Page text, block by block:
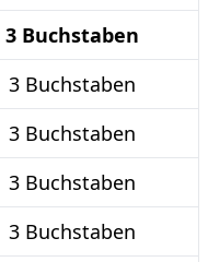
Buchstaben
3 Buchstaben
3 Buchstaben
3 Buchstaben
3 Buchstaben